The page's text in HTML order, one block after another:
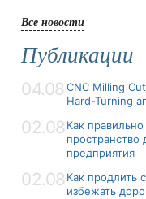
Все новости
Публикации
04.08 CNC Milling
Hard-Turning
02.08 Как правильно
пространство
предприятия
02.08 Как продлить
избежать